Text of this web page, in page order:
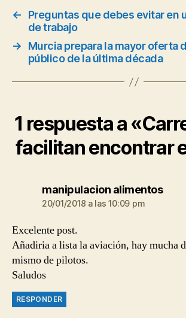
←
Preguntas que debes evitar en
de trabajo
→
Murcia prepara la mayor oferta
público de la última década
1 respuesta a
facilitan encontrar
manipulacion alimentosdice:
20/01/2018 a las 10:09 pm
Excelente post.
Añadiria a lista la aviación, hay mucha
mismo de pilotos.
Saludos
RESPONDER